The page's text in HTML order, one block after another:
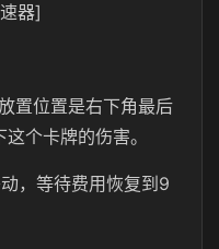
器]
置位置是右下角最后
个卡牌的伤害。
，等待费用恢复到9